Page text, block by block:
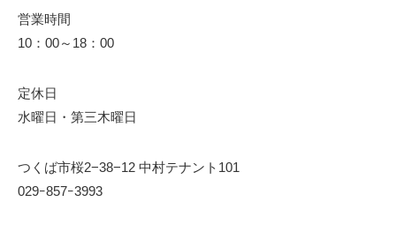
営業時間
10：00～18：00
定休日
水曜日・第三木曜日
つくば市桜2−38−12 中村テナント101
029ｰ857ｰ3993